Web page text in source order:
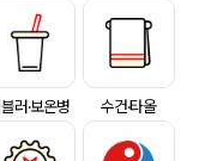
러·보온병 수건·타올